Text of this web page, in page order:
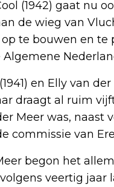
(1942) gaat nu
de wieg van
te bouwen en te
en Elly van
draagt al ruim
Meer was,
commissie van
begon het
veertig